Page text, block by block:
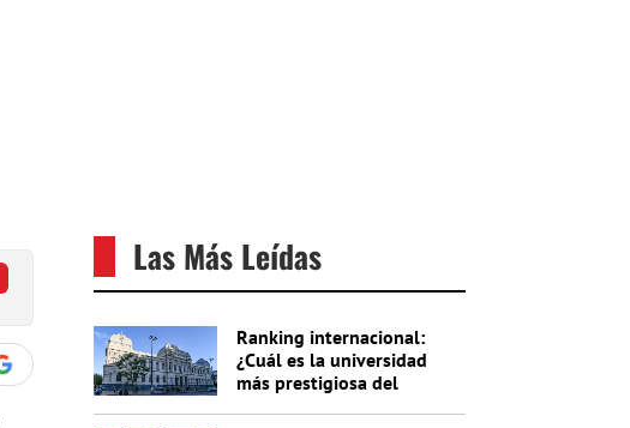
Las Más Leídas
Ranking internacional:
¿Cuál es la universidad
más prestigiosa del